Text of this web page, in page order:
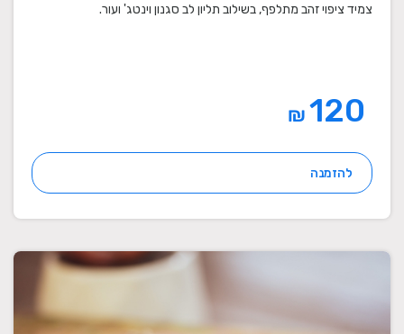
צמיד ציפוי זהב מתלפף, בשילוב תליון לב סגנון וינטג' ועור.
₪
להזמנה